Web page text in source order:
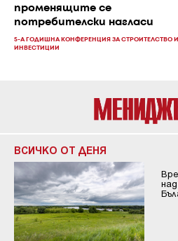
променящите се
потребителски нагласи
5-А ГОДИШНА КОНФЕРЕНЦИЯ ЗА СТРОИТЕЛСТВО И
ИНВЕСТИЦИИ
ВСИЧКО ОТ ДЕНЯ